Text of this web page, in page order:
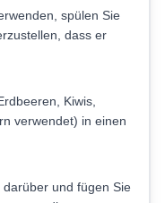
spülen Sie
dass er
Kiwis,
verwendet) in einen
und fügen Sie